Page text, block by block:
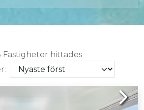
Fastigheter hittades
Next